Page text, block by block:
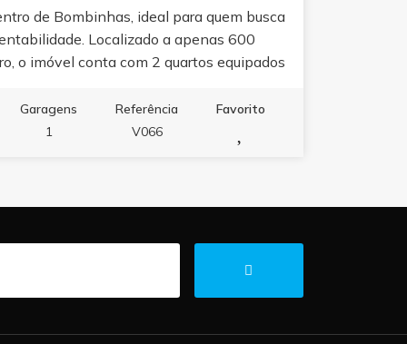
de Bombinhas, ideal para quem busca
Localizado a apenas 600
o imóvel conta com 2 quartos equipados
e frio, cozinha completa com fogão
elétrico, lavanderia com máquina lava
com R$ 20.000,00 vendidos para a
Garagens
1
Referência
V066
Favorito